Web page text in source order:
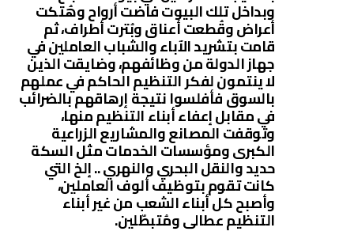
وبداخل تلك البيوت فاضت أرواح وهُتكت
أعراض وقُطعت أعناق وبُترت أطراف، ثم
قامت بتشريد الآباء والشباب العاملين في
جهاز الدولة من وظائفهم، وضايقت الذين
لا ينتمون لفكر التنظيم الحاكم في عملهم
بالسوق فأفلسوا نتيجة إرهاقهم بالضرائب
في مقابل إعفاء أبناء التنظيم منها،
وتوقفت المصانع والمشاريع الزراعية
الكبرى ومؤسسات الخدمات مثل السكة
حديد والنقل البحري والنهري .. إلخ التي
كانت تقوم بتوظيف ألوف العاملين،
وأصبح كل أبناء الشعب من غير أبناء
التنظيم عطالى ومُتبطّلين.